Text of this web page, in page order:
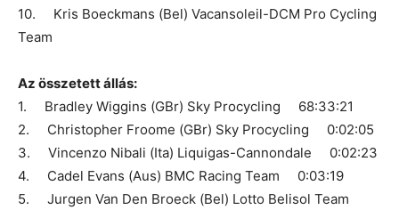
10. Kris Boeckmans (Bel) Vacansoleil-DCM Pro Cycling
Team
Az összetett állás:
1. Bradley Wiggins (GBr) Sky Procycling 68:33:21
2. Christopher Froome (GBr) Sky Procycling 0:02:05
3. Vincenzo Nibali (Ita) Liquigas-Cannondale 0:02:23
4. Cadel Evans (Aus) BMC Racing Team 0:03:19
5. Jurgen Van Den Broeck (Bel) Lotto Belisol Team